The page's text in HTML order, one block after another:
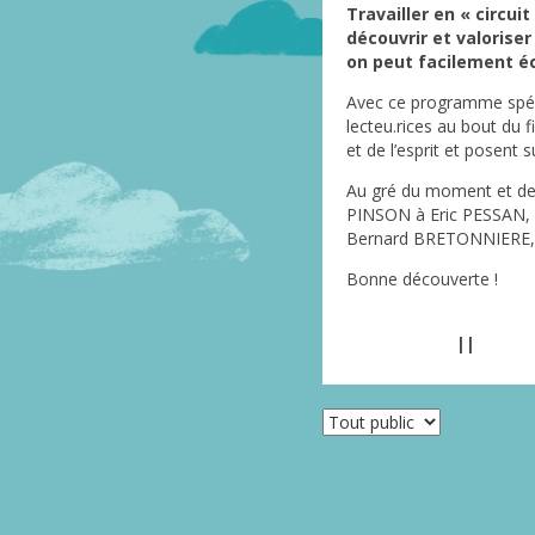
Travailler en «
découvrir et
on peut facilement
Avec ce programme
lecteu.rices au bout du
et de l’esprit et posent
Au gré du moment et
PINSON à Eric
Bernard
Bonne découverte !
||